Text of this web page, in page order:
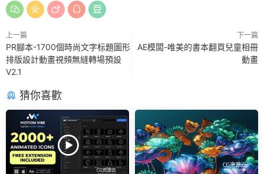
上一篇
PR腳本-1700個時尚文字标題圖形
排版設計動畫視頻無縫轉場預設
V2.1
下一篇
AE模闆-唯美的書本翻頁兒童相冊
動畫
猜你喜歡